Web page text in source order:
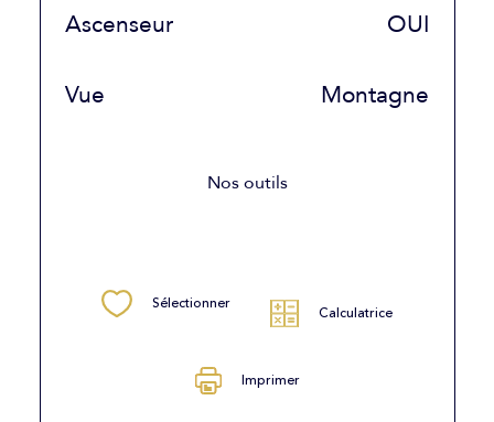
Ascenseur OUI
Vue Montagne
Nos outils
Sélectionner Calculatrice
Imprimer